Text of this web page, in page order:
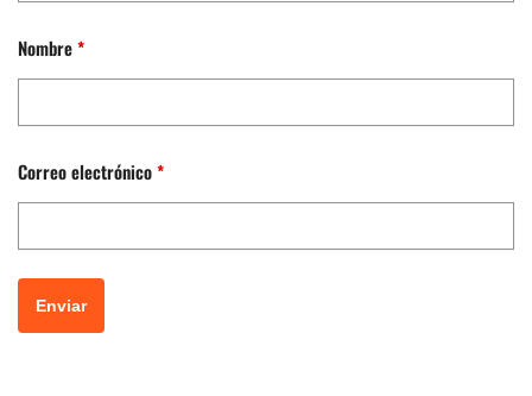
Nombre*
Correo electrónico*